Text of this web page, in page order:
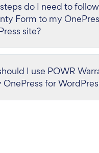
do I need to
Form to my
site?
I use POWR
OnePress for